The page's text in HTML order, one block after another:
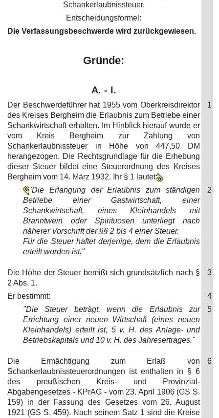
Schankerlaubnissteuer.
Entscheidungsformel:
Die Verfassungsbeschwerde wird zurückgewiesen.
Gründe:
A. - I.
Der Beschwerdeführer hat 1955 vom Oberkreisdirektor
des Kreises Bergheim die Erlaubnis zum Betriebe einer
Schankwirtschaft erhalten. Im Hinblick hierauf wurde er
vom Kreis Bergheim zur Zahlung von
Schankerlaubnissteuer in Höhe von 447,50 DM
herangezogen. Die Rechtsgrundlage für die Erhebung
dieser Steuer bildet eine Steuerordnung des Kreises
Bergheim vom 14. März 1932. Ihr § 1 lautet:
1
"Die Erlangung der Erlaubnis zum ständigen
Betriebe einer Gastwirtschaft, einer
Schankwirtschaft, eines Kleinhandels mit
Branntwein oder Spirituosen unterliegt nach
näherer Vorschrift der §§ 2 bis 4 einer Steuer.
Für die Steuer haftet derjenige, dem die Erlaubnis
erteilt worden ist."
2
Die Höhe der Steuer bemißt sich grundsätzlich nach §
2 Abs. 1.
3
Er bestimmt:
4
"Die Steuer beträgt, wenn die Erlaubnis zur
Errichtung einer neuen Wirtschaft (eines neuen
Kleinhandels) erteilt ist, 5 v. H. des Anlage- und
Betriebskapitals und 10 v. H. des Jahresertrages."
5
Die Ermächtigung zum Erlaß von
Schankerlaubnissteuerordnungen ist enthalten in § 6
des preußischen Kreis- und Provinzial-
Abgabengesetzes - KPrAG - vom 23. April 1906 (GS S.
159) in der Fassung des Gesetzes vom 26. August
1921 (GS S. 459). Nach seinem Satz 1 sind die Kreise
6